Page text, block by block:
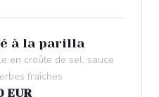
à la parilla
en croûte de sel, sauce
fraîches
EUR